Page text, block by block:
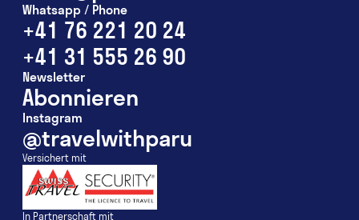
Whatsapp / Phone
+41 76 221 20 24
+41 31 555 26 90
Newsletter
Abonnieren
Instagram
@travelwithparu
Versichert mit
In Partnerschaft mit